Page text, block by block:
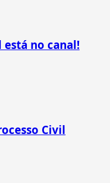
está no canal!
Civil